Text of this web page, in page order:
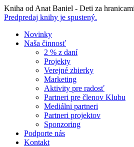
Skip
to
Kniha od Anat Baniel - Deti za
Predpredaj knihy je spustený.
Novinky
Naša činnosť
2 % z daní
Projekty
Verejné zbierky
Marketing
Aktivity pre radosť
Partneri pre členov Klubu
Mediálni partneri
Partneri projektov
Sponzoring
Podporte nás
Kontakt